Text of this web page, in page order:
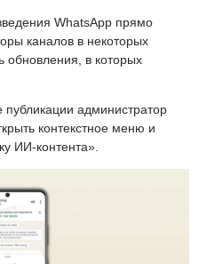
WhatsApp прямо
каналов в некоторых
обновления, в которых
публикации администратор
контекстное меню и
ИИ-контента».